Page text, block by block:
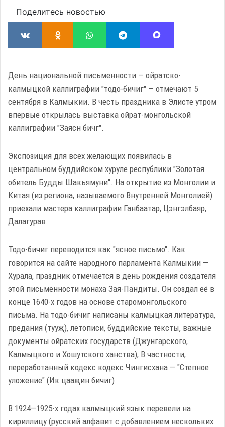
Поделитесь новостью
День национальной письменности — ойратско-
калмыцкой каллиграфии "тодо-бичиг" — отмечают 5
сентября в Калмыкии. В честь праздника в Элисте утром
впервые открылась выставка ойрат-монгольской
каллиграфии "Заясн бичг".
Экспозиция для всех желающих появилась в
центральном буддийском хуруле республики "Золотая
обитель Будды Шакьямуни". На открытие из Монголии и
Китая (из региона, называемого Внутренней Монголией)
приехали мастера каллиграфии Ганбаатар, Цэнгэлбаяр,
Далагурав.
Тодо-бичиг переводится как "ясное письмо". Как
говорится на сайте народного парламента Калмыкии —
Хурала, праздник отмечается в день рождения создателя
этой письменности монаха Зая-Пандиты. Он создал её в
конце 1640-х годов на основе старомонгольского
письма. На тодо-бичиг написаны калмыцкая литература,
предания (тууҗ), летописи, буддийские тексты, важные
документы ойратских государств (Джунгарского,
Калмыцкого и Хошутского ханства), В частности,
переработанный кодекс кодекс Чингисхана — "Степное
уложение" (Ик цааҗин бичиг).
В 1924—1925-х годах калмыцкий язык перевели на
кириллицу (русский алфавит с добавлением нескольких